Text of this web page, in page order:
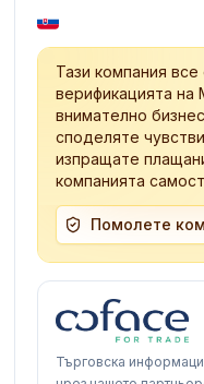
Тази компания
верификацията на
внимателно
споделяте
изпращате
компанията
Помолете
Търговска